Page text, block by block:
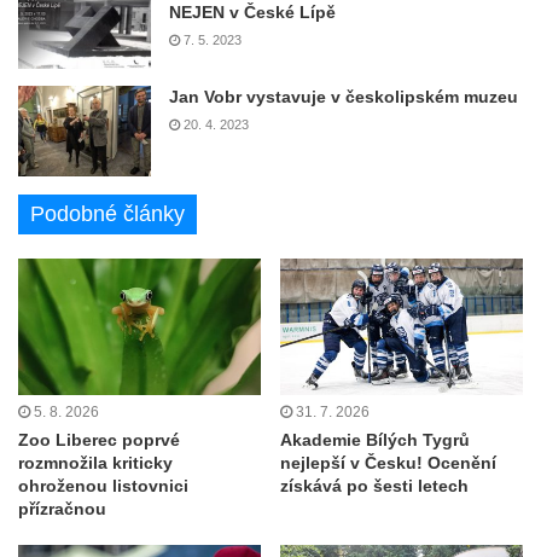
NEJEN v České Lípě
7. 5. 2023
Jan Vobr vystavuje v českolipském muzeu
20. 4. 2023
Podobné články
5. 8. 2026
Zoo Liberec poprvé
rozmnožila kriticky
ohroženou listovnici
přízračnou
31. 7. 2026
Akademie Bílých Tygrů
nejlepší v Česku! Ocenění
získává po šesti letech